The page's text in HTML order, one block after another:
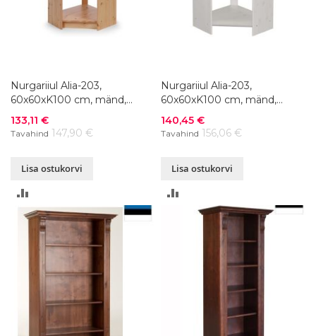
Nurgariiul Alia-203,
60x60xK100 cm, mänd,
naturaalne
Soodushind
133,11 €
Tavahind 147,90 €
Lisa ostukorvi
VÕRDLUSESSE
Nurgariiul Alia-203,
60x60xK100 cm, mänd,
valge
Soodushind
140,45 €
Tavahind 156,06 €
Lisa ostukorvi
VÕRDLUSESSE